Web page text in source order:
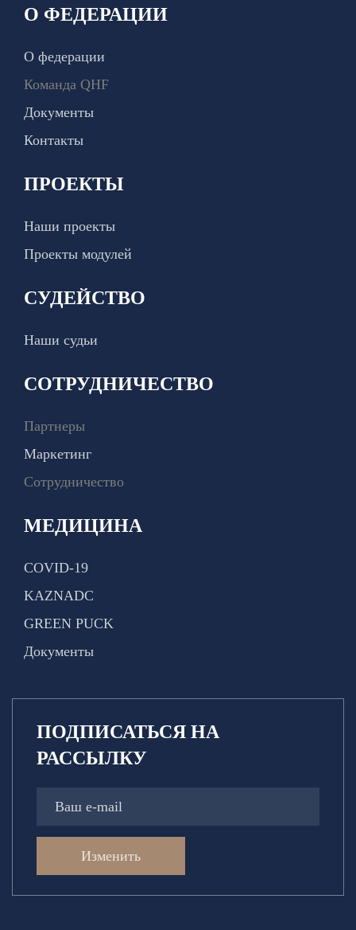
О ФЕДЕРАЦИИ
О федерации
Команда QHF
Документы
Контакты
ПРОЕКТЫ
Наши проекты
Проекты модулей
СУДЕЙСТВО
Наши судьи
СОТРУДНИЧЕСТВО
Партнеры
Маркетинг
Сотрудничество
МЕДИЦИНА
COVID-19
KAZNADC
GREEN PUCK
Документы
ПОДПИСАТЬСЯ НА
РАССЫЛКУ
Изменить